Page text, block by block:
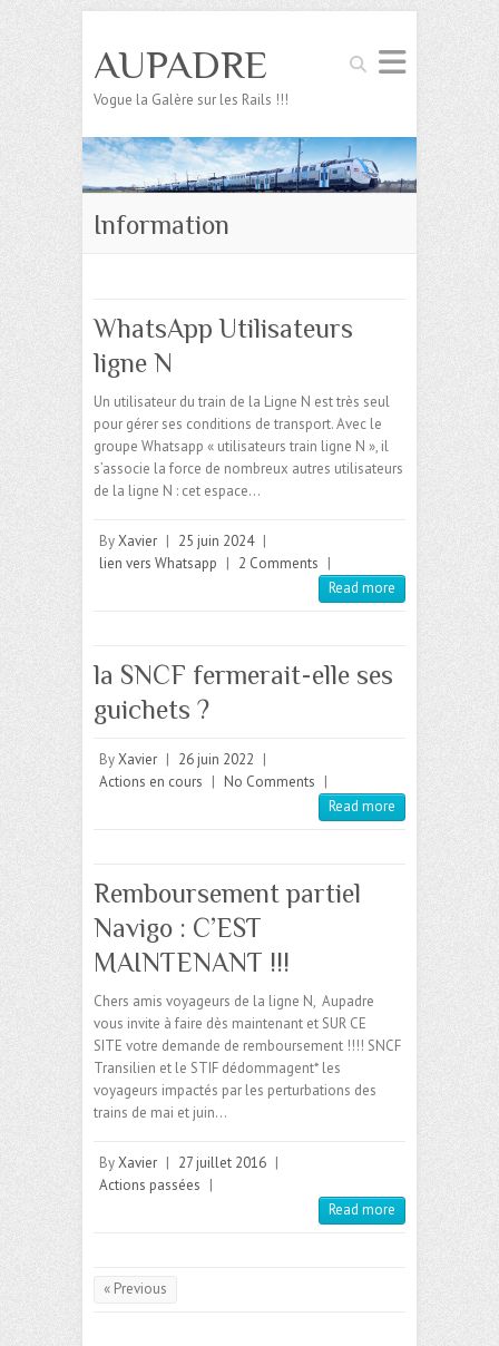
Search
AUPADRE
Vogue la Galère sur les Rails !!!
Information
WhatsApp Utilisateurs
ligne N
Un utilisateur du train de la Ligne N est très seul
pour gérer ses conditions de transport. Avec le
groupe Whatsapp « utilisateurs train ligne N », il
s’associe la force de nombreux autres utilisateurs
de la ligne N : cet espace…
ByXavier | 25 juin 2024 |
lien vers Whatsapp | 2 Comments |
Read more
la SNCF fermerait-elle ses
guichets ?
ByXavier | 26 juin 2022 |
Actions en cours | No Comments |
Read more
Remboursement partiel
Navigo : C’EST
MAINTENANT !!!
Chers amis voyageurs de la ligne N, Aupadre
vous invite à faire dès maintenant et SUR CE
SITE votre demande de remboursement !!!! SNCF
Transilien et le STIF dédommagent* les
voyageurs impactés par les perturbations des
trains de mai et juin…
ByXavier | 27 juillet 2016 |
Actions passées |
Read more
« Previous